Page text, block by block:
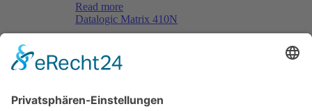
Read more
Datalogic Matrix 410N
Menü